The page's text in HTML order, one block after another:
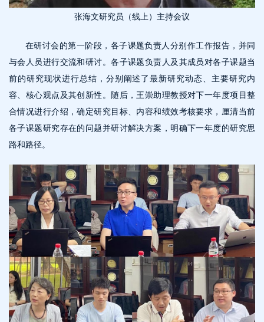
张海文研究员（线上）主持会议
在研讨会的第一阶段，各子课题负责人分别作工作报告，并同
与会人员进行交流和研讨。各子课题负责人及其成员对各子课题当
前的研究现状进行总结，分别阐述了最新研究动态、主要研究内
容、核心观点及其创新性。随后，王崇助理教授对下一年度项目整
合情况进行介绍，确定研究目标、内容和绩效考核要求，厘清当前
各子课题研究存在的问题并研讨解决方案，明确下一年度的研究思
路和路径。